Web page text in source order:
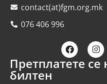
contact(at)fgm.org.mk
076 406 996
Претплатете
билтен